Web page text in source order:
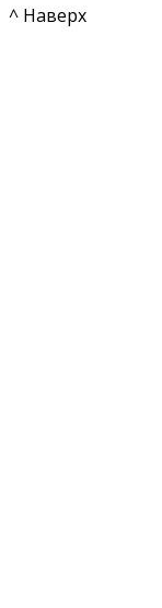
^ Наверх